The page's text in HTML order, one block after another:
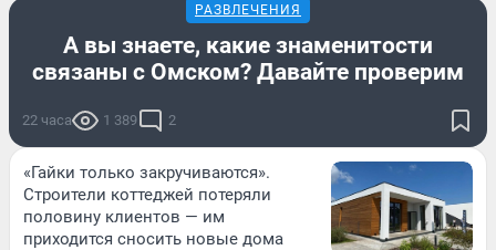
РАЗВЛЕЧЕНИЯ
А вы знаете, какие знаменитости
связаны с Омском? Давайте проверим
22 часа 1 389 2
«Гайки только закручиваются».
Строители коттеджей потеряли
половину клиентов — им
приходится сносить новые дома